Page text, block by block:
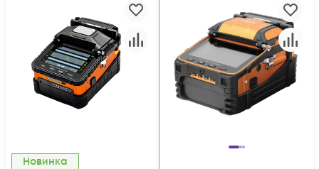
Новинка